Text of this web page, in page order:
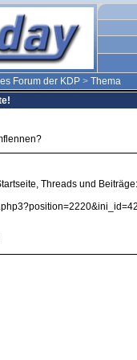
Forum der KDP > Thema
Threads und Beiträge: